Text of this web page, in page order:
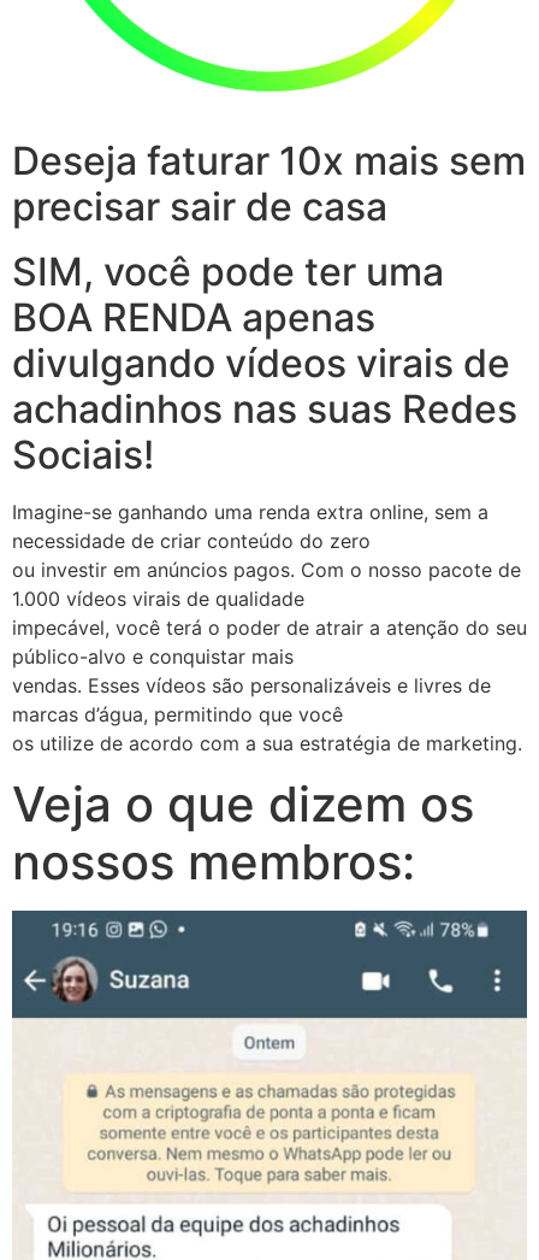
Deseja faturar 10x mais sem
precisar sair de casa
SIM, você pode ter uma
BOA RENDA apenas
divulgando vídeos virais de
achadinhos nas suas Redes
Sociais!
Imagine-se ganhando uma renda extra online, sem a
necessidade de criar conteúdo do zero
ou investir em anúncios pagos. Com o nosso pacote de
1.000 vídeos virais de qualidade
impecável, você terá o poder de atrair a atenção do seu
público-alvo e conquistar mais
vendas. Esses vídeos são personalizáveis e livres de
marcas d’água, permitindo que você
os utilize de acordo com a sua estratégia de marketing.
Veja o que dizem os
nossos membros: